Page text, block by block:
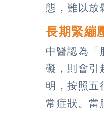
態，難以放
長期緊繃
中醫認為「
礙，則會引
明，按照五
常症狀。當